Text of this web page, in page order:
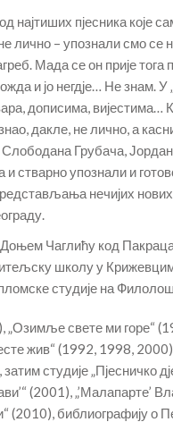
пјесника које
лично – упознали смо се
Мада се он прије тога
и јо негдје… Не знам. У
дописима, вијестима…
дакле, не лично, а
Грубача,
стварно упознали и
нечијих
Доњем Чаглићу код
школу у
студије на
„Озимље свете ми горе“
жив“ (1992, 1998,
студије „Пјесничко
(2001), „’Малапарте’
библиографију о